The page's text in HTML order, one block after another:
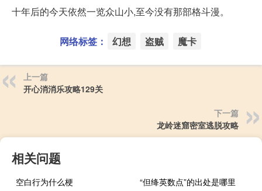
十年后的今天依然一览众山小,至今没有那部格斗漫。
网络标签： 幻想 盗贼 魔卡
上一篇
开心消消乐攻略129关
下一篇
龙岭迷窟密室逃脱攻略
相关问题
空白行为什么梗
“但绛英数点”的出处是哪里